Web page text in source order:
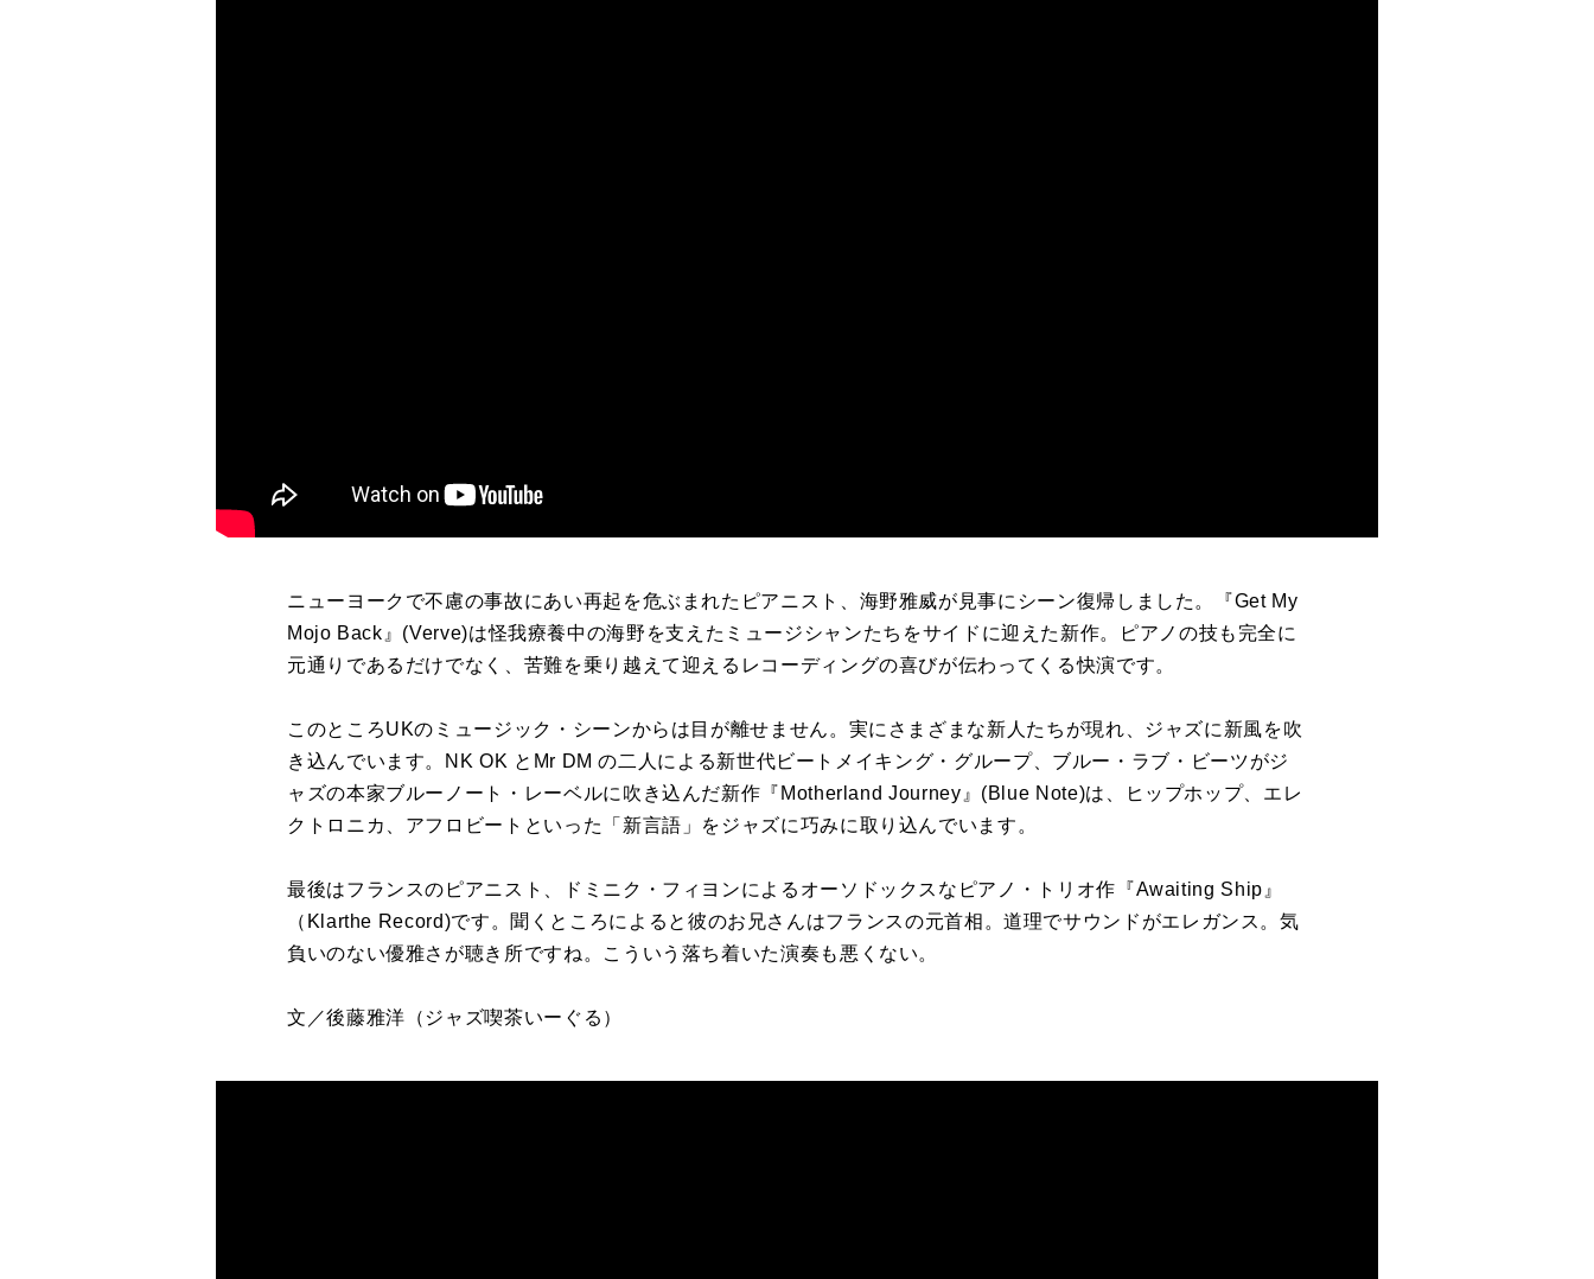
ニューヨークで不慮の事故にあい再起を危ぶまれたピアニスト、海野雅威が見事にシーン復帰しました。『Get My
Mojo Back 』 (Verve)は怪我療養中の海野を支えたミュージシャンたちをサイドに迎えた新作。ピアノの技も完全に
元通りであるだけでなく、苦難を乗り越えて迎えるレコーディングの喜びが伝わってくる快演です。
このところUKのミュージック・シーンからは目が離せません。実にさまざまな新人たちが現れ、ジャズに新風を吹
き込んでいます。
NK OK と Mr DMの二人による新世代ビートメイキング・グループ、ブルー・ラブ・ビーツがジ
ャズの本家ブルーノート・レーベルに吹き込んだ新作『 Motherland Journey 』 (Blue Note)は、ヒップホップ、エレ
クトロニカ、アフロビートといった「新言語」をジャズに巧みに取り込んでいます。
最後はフランスのピアニスト、ドミニク・フィヨンによるオーソドックスなピアノ・トリオ作『Awaiting Ship 』
（ Klarthe Record)です。聞くところによると彼のお兄さんはフランスの元首相。道理でサウンドがエレガンス。気
負いのない優雅さが聴き所ですね。こういう落ち着いた演奏も悪くない。
文／後藤雅洋 （ジャズ喫茶いーぐる）